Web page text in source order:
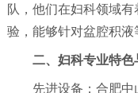
队，他们在妇科领域
验，能够针对盆腔积液
二、妇科专业特色
先进设备：合肥中山